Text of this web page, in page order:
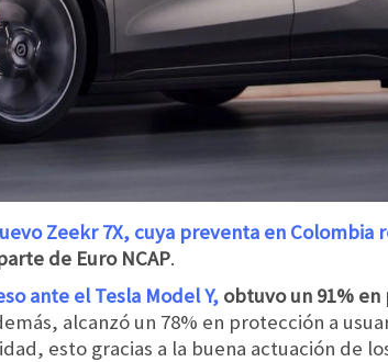
Zeekr 7X, cuya preventa en Colombia
de Euro NCAP.
ante el Tesla Model Y, obtuvo un 91%
alcanzó un 78% en protección a
esto gracias a la buena actuación de